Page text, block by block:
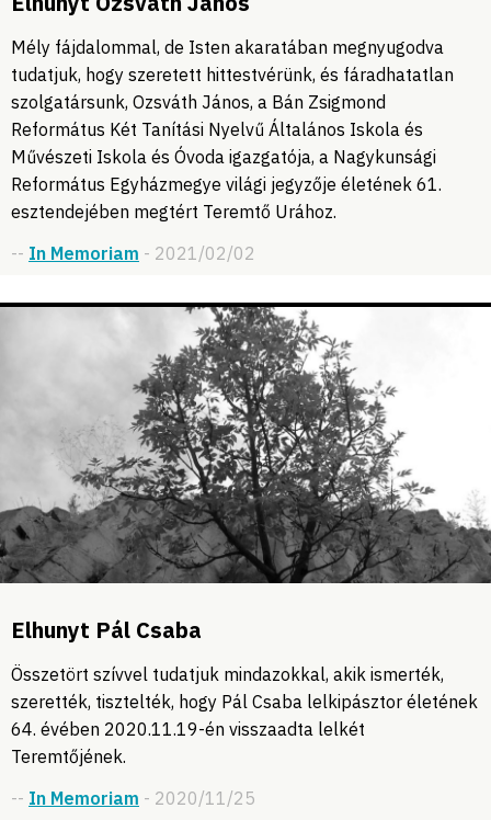
Mély fájdalommal, de Isten akaratában megnyugodva
tudatjuk, hogy szeretett hittestvérünk, és fáradhatatlan
szolgatársunk, Ozsváth János, a Bán Zsigmond
Református Két Tanítási Nyelvű Általános Iskola és
Művészeti Iskola és Óvoda igazgatója, a Nagykunsági
Református Egyházmegye világi jegyzője életének 61.
esztendejében megtért Teremtő Urához.
-- In Memoriam - 2021/02/02
Elhunyt Pál Csaba
Összetört szívvel tudatjuk mindazokkal, akik ismerték,
szerették, tisztelték, hogy Pál Csaba lelkipásztor életének
64. évében 2020.11.19-én visszaadta lelkét
Teremtőjének.
-- In Memoriam - 2020/11/25